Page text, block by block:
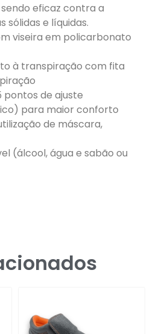
eficaz contra a
sólidas e líquidas.
viseira em policarbonato
à transpiração com fita
pontos de ajuste
para maior conforto
de máscara,
(álcool, água e sabão ou